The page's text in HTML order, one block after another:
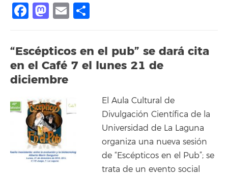
Facebook
Mastodon
Email
“Escépticos en el pub” se dará cita
en el Café 7 el lunes 21 de
diciembre
El Aula Cultural de
Divulgación Científica de la
Universidad de La Laguna
organiza una nueva sesión
de “Escépticos en el Pub”; se
trata de un evento social